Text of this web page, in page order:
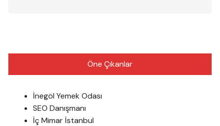
Öne Çıkanlar
İnegöl Yemek Odası
SEO Danışmanı
İç Mimar İstanbul